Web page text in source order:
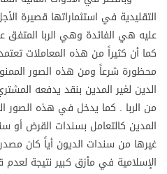
التقليدية في استثماراتها قصيرة
عليه هي الفائدة وهي الربا
كما أن كثيراً من هذه المعاملات
محظورة شرعاً ومن هذه الصور
الدين لغير المدين بنقد يدفعه
من الربا . كما يدخل في هذه الصور
المدين كالتعامل بسندات القرض أو
الإسلامية في مأزق كبير نتيجة